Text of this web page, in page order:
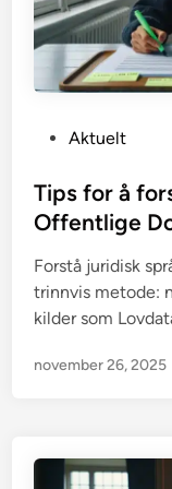
s
t
d
i
n
Aktuelt
Tips for å
Offentlige
Forstå juridisk
trinnvis metode:
kilder som
november 26, 2025